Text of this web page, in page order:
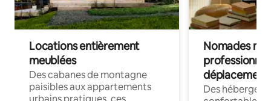
Locations entièrement
meublées
Des cabanes de montagne
paisibles aux appartements
Nomades
déplacement
Des